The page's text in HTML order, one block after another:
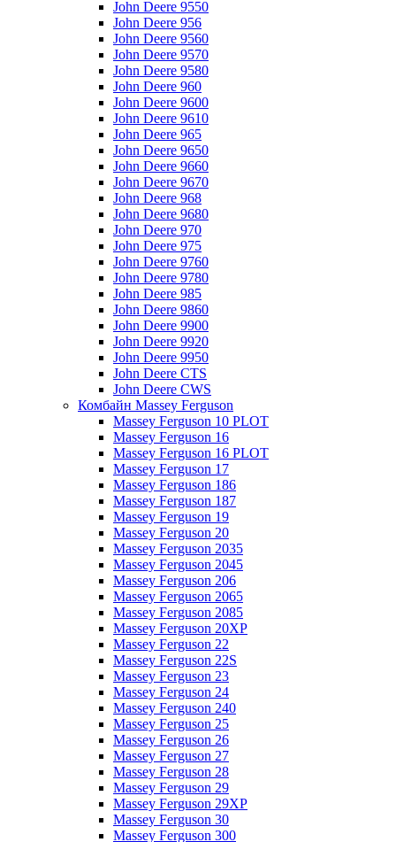
John Deere 9550
John Deere 956
John Deere 9560
John Deere 9570
John Deere 9580
John Deere 960
John Deere 9600
John Deere 9610
John Deere 965
John Deere 9650
John Deere 9660
John Deere 9670
John Deere 968
John Deere 9680
John Deere 970
John Deere 975
John Deere 9760
John Deere 9780
John Deere 985
John Deere 9860
John Deere 9900
John Deere 9920
John Deere 9950
John Deere CTS
John Deere CWS
Комбайн Massey Ferguson
Massey Ferguson 10 PLOT
Massey Ferguson 16
Massey Ferguson 16 PLOT
Massey Ferguson 17
Massey Ferguson 186
Massey Ferguson 187
Massey Ferguson 19
Massey Ferguson 20
Massey Ferguson 2035
Massey Ferguson 2045
Massey Ferguson 206
Massey Ferguson 2065
Massey Ferguson 2085
Massey Ferguson 20XP
Massey Ferguson 22
Massey Ferguson 22S
Massey Ferguson 23
Massey Ferguson 24
Massey Ferguson 240
Massey Ferguson 25
Massey Ferguson 26
Massey Ferguson 27
Massey Ferguson 28
Massey Ferguson 29
Massey Ferguson 29XP
Massey Ferguson 30
Massey Ferguson 300